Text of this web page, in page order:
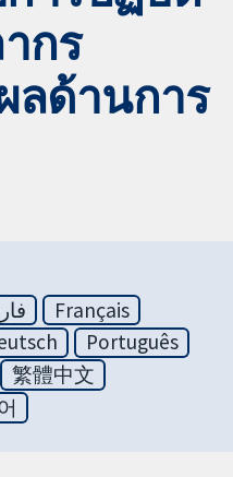
กร
ลด้านการ
Français
Português
繁體中文